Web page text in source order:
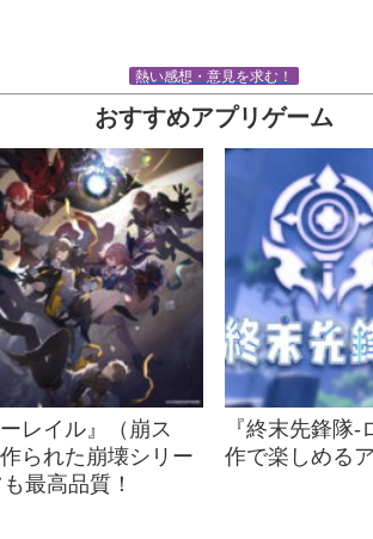
熱い感想・意見を求む！
おすすめアプリゲーム
レイル』（崩ス
られた崩壊シリー
最高品質！
『終末先鋒隊
作で楽しめる